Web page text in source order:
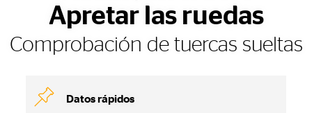
Apretar las ruedas
Comprobación de tuercas sueltas
Datos rápidos